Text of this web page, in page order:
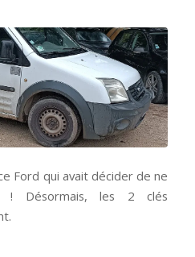
Ford qui avait décider de ne
! Désormais, les 2 clés